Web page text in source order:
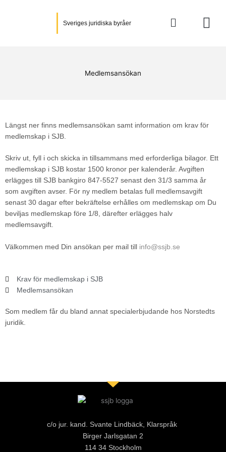
Sveriges juridiska byråer
Medlemsansökan
Längst ner finns medlemsansökan samt information om krav för
medlemskap i SJB.
Skriv ut, fyll i och skicka in tillsammans med erforderliga bilagor. Ett
medlemskap i SJB kostar 1500 kronor per kalenderår. Avgiften
erlägges till SJB bankgiro 847-5527 senast den 31/3 samma år
som avgiften avser. För ny medlem betalas full medlemsavgift
senast 30 dagar efter bekräftelse erhålles om medlemskap om Du
beviljas medlemskap före 1/8, därefter erlägges halv
medlemsavgift.
Välkommen med Din ansökan per mail till info@ssjb.se
Krav för medlemskap i SJB
Medlemsansökan
Som medlem får du bland annat specialerbjudande hos Norstedts
juridik.
c/o jur. kand. Svante Lindbäck, Klarspråk
Birger Jarlsgatan 2
114 34 Stockholm